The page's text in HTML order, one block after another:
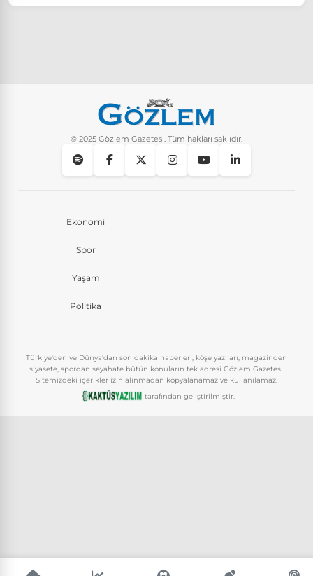
© 2025 Gözlem Gazetesi. Tüm hakları saklıdır.
Ekonomi
Spor
Yaşam
Politika
Türkiye'den ve Dünya'dan son dakika haberleri, köşe yazıları, magazinden
siyasete, spordan seyahate bütün konuların tek adresi Gözlem Gazetesi.
Sitemizdeki içerikler izin alınmadan kopyalanamaz ve kullanılamaz.
tarafından geliştirilmiştir.